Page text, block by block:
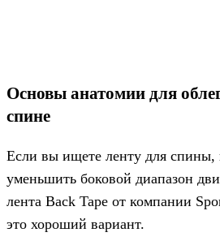
Основы анатомии для
спине
Если вы ищете ленту для спины,
уменьшить боковой диапазон
лента Back Tape от компании
это хороший вариант.